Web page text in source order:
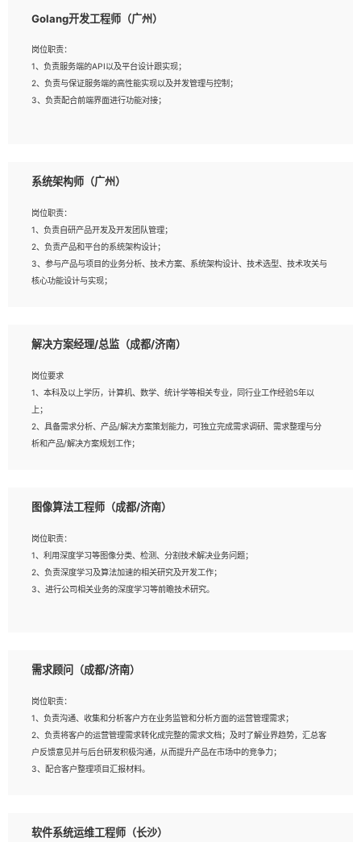
2、熟悉PostgreSQL、redis、MongoDB、ElasticSearch等开源数据库运维管
3、熟悉Oracle、MySQL、SQLServer中一种或多种优先。
4、熟悉Hadoop、HBASE、Spark等大数据平台优先。
5、熟悉linux或任意一种unix操作系统，如有较强操作系统侧工作经验者优先。
6、具备丰富的项目实施经验，较强的自我学习能力。
Golang开发工程师（广州）
岗位职责：
1、负责服务端的API以及平台设计跟实现；
2、负责与保证服务端的高性能实现以及并发管理与控制；
3、负责配合前端界面进行功能对接；
2、1年以上Golang开发工作经验，能独立完成相应项目开发；
与实现，熟悉常用开源框架及设计模式；
4、熟悉Golang、连接池、消息队列等组件使用、熟悉后端开发、测试、调试流程
跟工具使用；
5、对技术有激情，喜欢钻研，能快速接受和掌握新技术，学习能力和工作责任心
强，良好的沟通表达能力和团队协作能力。
系统架构师（广州）
岗位职责：
1、负责自研产品开发及开发团队管理；
2、负责产品和平台的系统架构设计；
3、参与产品与项目的业务分析、技术方案、系统架构设计、技术选型、技术攻关与
核心功能设计与实现；
岗位要求：
1、全日制统招本科及以上学历，计算机相关专业毕业，5年以上开发工作经验；
2、具有扎实的java编程功底和良好的编码习惯，有分布式、多线程及高并发系统开
发经验和性能调优经验尤佳；熟悉JVM调优；掌握基础中间件、基础架构方案和云
平台、云产品功能特性，熟练使用相关平台的功能和了解其背后实现机制；
研发管理流程建设经验；
种常用框架和技术Springboot、Shiro、springcloud等；熟悉Linux常用命令和了解
常用脚本语言，较丰富的线上系统运维经验，复杂问题排查思路清晰。
解决方案经理/总监（成都/济南）
岗位要求
1、本科及以上学历，计算机、数学、统计学等相关专业，同行业工作经验5年以
上；
2、具备需求分析、产品/解决方案策划能力，可独立完成需求调研、需求整理与分
析和产品/解决方案规划工作；
出相关的解决方案，包括视频分析、图像识别、NLP、OCR、机器学习等；
见AI算法框架，对人脸识别、目标检测、图像识别、OCR、NLP等AI算法有深刻理
解。具有AI平台级产品/解决方案从业经验者优先。具有大数据技术背景者优先；
6、具备良好的客户意识与沟通能力，善于学习思考、创新与团队协作，认真负责、
执行力与抗压力强。
图像算法工程师（成都/济南）
岗位职责：
1、利用深度学习等图像分类、检测、分割技术解决业务问题；
2、负责深度学习及算法加速的相关研究及开发工作；
3、进行公司相关业务的深度学习等前瞻技术研究。
2、2年以上图像处理开发经验，熟悉python和spark开发；
搭建深度学习系统环境；
4、熟悉OPENCV、HALCON等常用图像处理软件，熟练进行图像处理；
5、熟悉主流的分类算法、聚类算法和关联分析算法原理，能熟练使用神经网络算法
的进行业务建模；
6、对OCR领域有深入的研究，熟悉模型调参，压缩和整型化方法；
需求顾问（成都/济南）
岗位职责：
1、负责沟通、收集和分析客户方在业务监管和分析方面的运营管理需求；
2、负责将客户的运营管理需求转化成完整的需求文档；及时了解业界趋势，汇总客
户反馈意见并与后台研发积极沟通，从而提升产品在市场中的竞争力；
3、配合客户整理项目汇报材料。
1、3年以上运营或解决方案的工作经验。
软件系统运维工程师（长沙）